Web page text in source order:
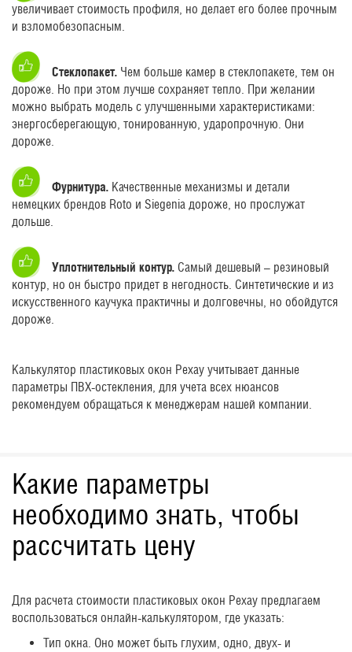
увеличивает стоимость профиля, но делает его более прочным
и взломобезопасным.
Стеклопакет. Чем больше камер в стеклопакете, тем он
дороже. Но при этом лучше сохраняет тепло. При желании
можно выбрать модель с улучшенными характеристиками:
энергосберегающую, тонированную, ударопрочную. Они
дороже.
Фурнитура. Качественные механизмы и детали
немецких брендов Roto и Siegenia дороже, но прослужат
дольше.
Уплотнительный контур. Самый дешевый – резиновый
контур, но он быстро придет в негодность. Синтетические и из
искусственного каучука практичны и долговечны, но обойдутся
дороже.
Калькулятор пластиковых окон Рехау учитывает данные
параметры ПВХ-остекления, для учета всех нюансов
рекомендуем обращаться к менеджерам нашей компании.
Какие параметры
необходимо знать, чтобы
рассчитать цену
Для расчета стоимости пластиковых окон Рехау предлагаем
воспользоваться онлайн-калькулятором, где указать:
Тип окна. Оно может быть глухим, одно, двух- и